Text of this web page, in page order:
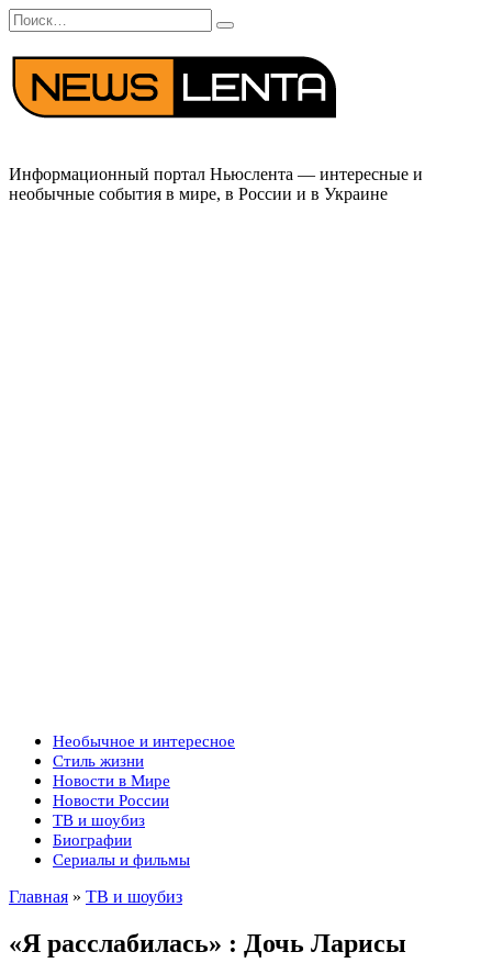
Перейти
к
содержанию
Search
for:
Информационный портал Ньюслента — интересные и
необычные события в мире, в России и в Украине
Необычное и интересное
Стиль жизни
Новости в Мире
Новости России
ТВ и шоубиз
Биографии
Сериалы и фильмы
Главная » ТВ и шоубиз
«Я расслабилась» : Дочь Ларисы